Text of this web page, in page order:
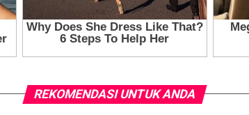
REKOMENDASI UNTUK ANDA